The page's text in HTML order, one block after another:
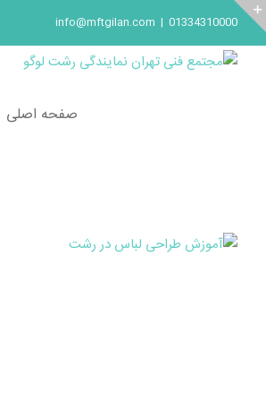
Skip
to
content
01334310000
|
info@mftgilan.com
صفحه اصلی
Toggle
Sliding